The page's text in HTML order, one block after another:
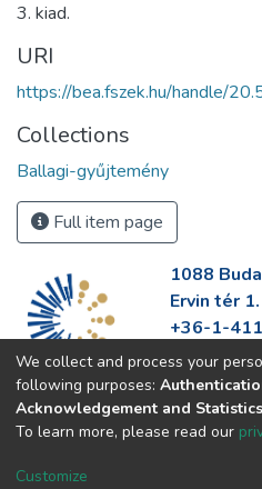
3. kiad.
URI
https://bea.fszek.hu/handle/
Collections
Ballagi-gyűjtemény
Full item page
1088
Ervin tér 1.
+36-1-
https://
We collect and process your
following purposes:
Acknowledgement and Statistics
To learn more, please read our
Customize